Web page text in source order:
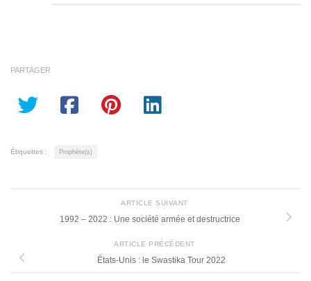
PARTAGER
Étiquettes : Prophète(s)
ARTICLE SUIVANT
1992 – 2022 : Une société armée et destructrice
ARTICLE PRÉCÉDENT
États-Unis : le Swastika Tour 2022